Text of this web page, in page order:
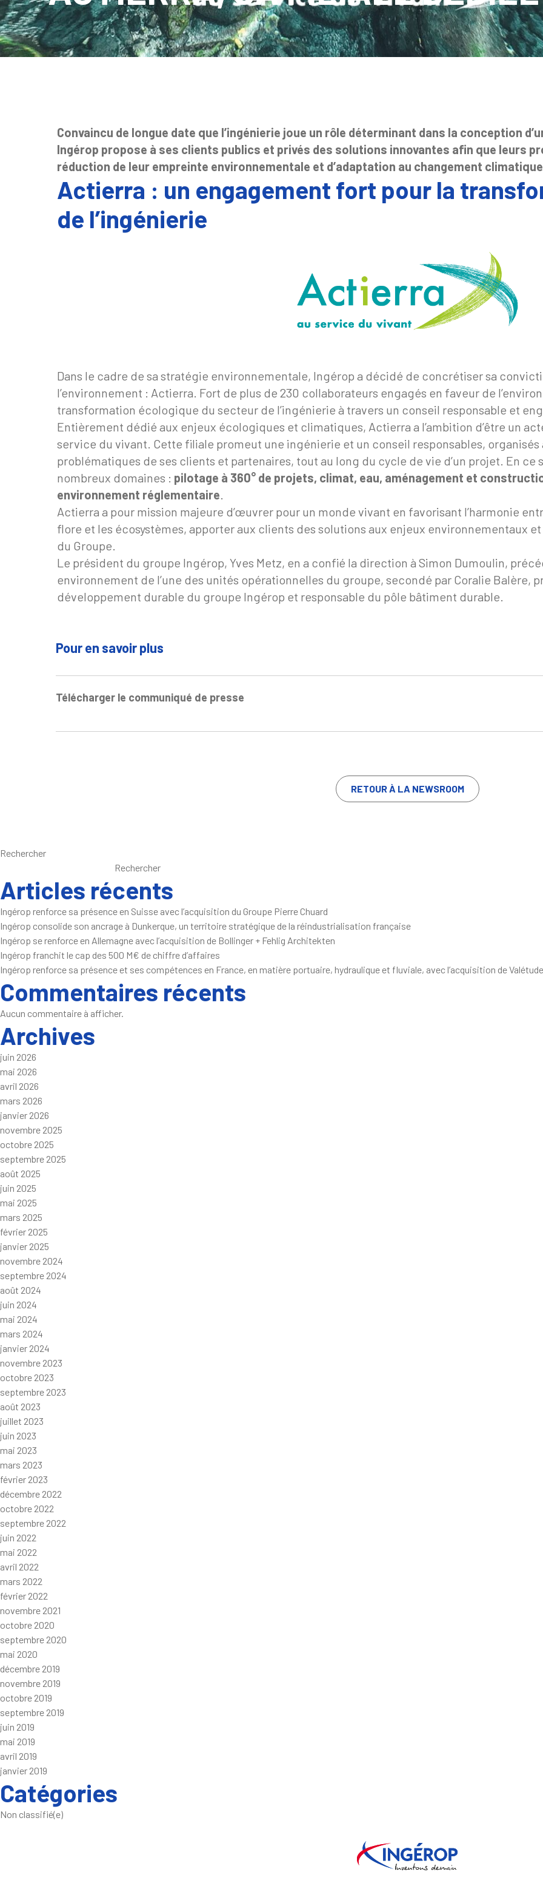
Convaincu de longue date que l’ingénierie joue un rôle déterminant dans la conception
Ingérop propose à ses clients publics et privés des solutions innovantes afin que leurs
réduction de leur empreinte environnementale et d’adaptation au changement
Actierra : un engagement fort pour la
de l’ingénierie
Dans le cadre de sa stratégie environnementale, Ingérop a décidé de concrétiser sa
l’environnement : Actierra. Fort de plus de 230 collaborateurs engagés en faveur de
transformation écologique du secteur de l’ingénierie à travers un conseil responsable et
Entièrement dédié aux enjeux écologiques et climatiques, Actierra a l’ambition d’être un
service du vivant. Cette filiale promeut une ingénierie et un conseil responsables,
problématiques de ses clients et partenaires, tout au long du cycle de vie d’un projet. En ce
nombreux domaines : pilotage à 360° de projets, climat, eau, aménagement et
environnement réglementaire.
Actierra a pour mission majeure d’œuvrer pour un monde vivant en favorisant l’harmonie
flore et les écosystèmes, apporter aux clients des solutions aux enjeux environnementaux
du Groupe.
Le président du groupe Ingérop, Yves Metz, en a confié la direction à Simon Dumoulin,
environnement de l’une des unités opérationnelles du groupe, secondé par Coralie Balère,
développement durable du groupe Ingérop et responsable du pôle bâtiment durable.
Pour en savoir plus
Télécharger le communiqué de presse
RETOUR À LA NEWSROOM
Rechercher
Rechercher
Articles récents
Ingérop renforce sa présence en Suisse avec l’acquisition du Groupe Pierre Chuard
Ingérop consolide son ancrage à Dunkerque, un territoire stratégique de la réindustrialisation française
Ingérop se renforce en Allemagne avec l’acquisition de Bollinger + Fehlig Architekten
Ingérop franchit le cap des 500 M€ de chiffre d’affaires
Ingérop renforce sa présence et ses compétences en France, en matière portuaire, hydraulique et fluviale, avec l’acquisition de
Commentaires récents
Aucun commentaire à afficher.
Archives
juin 2026
mai 2026
avril 2026
mars 2026
janvier 2026
novembre 2025
octobre 2025
septembre 2025
août 2025
juin 2025
mai 2025
mars 2025
février 2025
janvier 2025
novembre 2024
septembre 2024
août 2024
juin 2024
mai 2024
mars 2024
janvier 2024
novembre 2023
octobre 2023
septembre 2023
août 2023
juillet 2023
juin 2023
mai 2023
mars 2023
février 2023
décembre 2022
octobre 2022
septembre 2022
juin 2022
mai 2022
avril 2022
mars 2022
février 2022
novembre 2021
octobre 2020
septembre 2020
mai 2020
décembre 2019
novembre 2019
octobre 2019
septembre 2019
juin 2019
mai 2019
avril 2019
janvier 2019
Catégories
Non classifié(e)